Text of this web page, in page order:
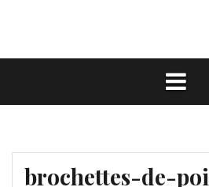
brochettes-de-